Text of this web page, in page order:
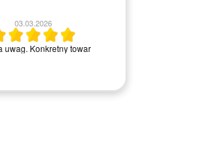
salon - polecam
Dariusz U.